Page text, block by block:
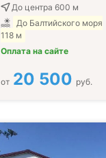
До центра 600 м
До Балтийского моря
118 м
Оплата на сайте
от 20 500 руб.